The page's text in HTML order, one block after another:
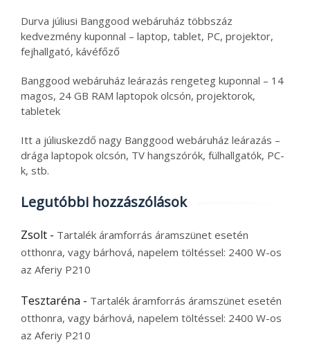
Durva júliusi Banggood webáruház többszáz
kedvezmény kuponnal – laptop, tablet, PC, projektor,
fejhallgató, kávéfőző
Banggood webáruház leárazás rengeteg kuponnal – 14
magos, 24 GB RAM laptopok olcsón, projektorok,
tabletek
Itt a júliuskezdő nagy Banggood webáruház leárazás –
drága laptopok olcsón, TV hangszórók, fülhallgatók, PC-
k, stb.
Legutóbbi hozzászólások
Zsolt - Tartalék áramforrás áramszünet esetén
otthonra, vagy bárhová, napelem töltéssel: 2400 W-os
az Aferiy P210
Tesztaréna - Tartalék áramforrás áramszünet esetén
otthonra, vagy bárhová, napelem töltéssel: 2400 W-os
az Aferiy P210